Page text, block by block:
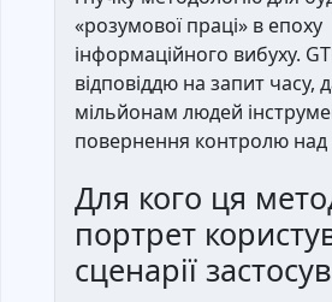
«розумової праці» в епоху
інформаційного вибуху.
відповіддю на запит часу,
мільйонам людей
повернення контролю над
Для кого ця
портрет
сценарії